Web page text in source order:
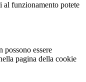
al funzionamento potete
possono essere
pagina della cookie